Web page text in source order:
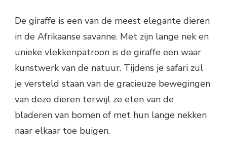
De giraffe is een van de meest elegante dieren
in de Afrikaanse savanne. Met zijn lange nek en
unieke vlekkenpatroon is de giraffe een waar
kunstwerk van de natuur. Tijdens je safari zul
je versteld staan ​​van de gracieuze bewegingen
van deze dieren terwijl ze eten van de
bladeren van bomen of met hun lange nekken
naar elkaar toe buigen.